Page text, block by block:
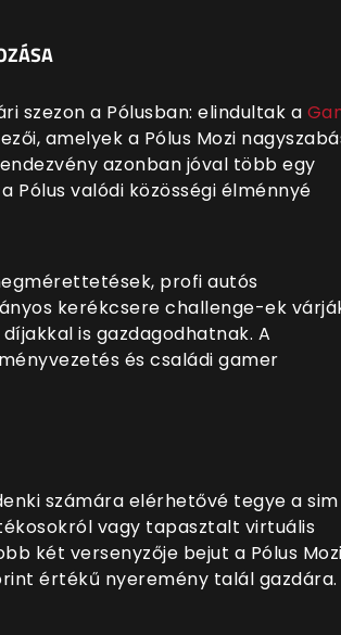
szezon a Pólusban: elindultak a
amelyek a Pólus Mozi
azonban jóval több egy
Pólus valódi közösségi élménnyé
profi autós
kerékcsere challenge-ek
is gazdagodhatnak. A
és családi gamer
számára elérhetővé tegye a sim
vagy tapasztalt virtuális
két versenyzője bejut a Pólus
értékű nyeremény talál gazdára.